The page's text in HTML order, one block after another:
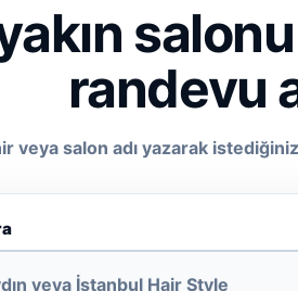
randevu
veya salon adı yazarak istediğiniz